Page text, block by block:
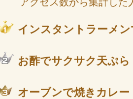
インスタントラーメ
お酢でサクサク天ぷら
オーブンで焼きカレー